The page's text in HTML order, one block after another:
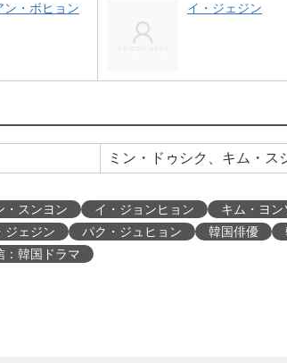
ン・ボヒョン イ・ジェジン
ミン・ドゥシク、キム・ス
・スンヨン イ・ジョンヒョン キム・ヨン
ジェジン
パク・ジュヒョン 韓国俳優
：韓国ドラマ